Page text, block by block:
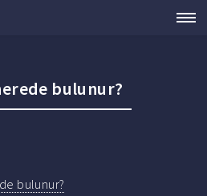
bulunur?
bulunur?